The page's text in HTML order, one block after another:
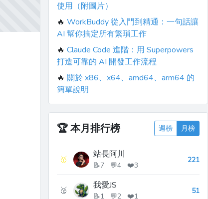
使用（附圖片）
🔥 WorkBuddy 從入門到精通：一句話讓
AI 幫你搞定所有繁瑣工作
🔥 Claude Code 進階：用 Superpowers
打造可靠的 AI 開發工作流程
🔥 關於 x86、x64、amd64、arm64 的
簡單說明
🏆本月排行榜 週榜 月榜
🥇 站長阿川
📝7 💬4 ❤️3
221
🥈 我愛JS
📝1 💬2 ❤️1
51